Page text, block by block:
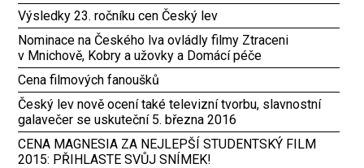
Výsledky 23. ročníku cen Český lev
Nominace na Českého lva ovládly filmy Ztraceni
v Mnichově, Kobry a užovky a Domácí péče
Cena filmových fanoušků
Český lev nově ocení také televizní tvorbu, slavnostní
galavečer se uskuteční 5. března 2016
CENA MAGNESIA ZA NEJLEPŠÍ STUDENTSKÝ FILM
2015: PŘIHLASTE SVŮJ SNÍMEK!